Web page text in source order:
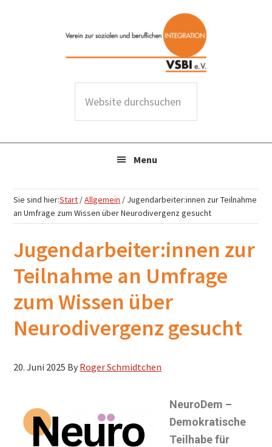
Menu
Sie sind hier:Start /Allgemein / Jugendarbeiter:innen zur Teilnahme
an Umfrage zum Wissen über Neurodivergenz gesucht
Jugendarbeiter:innen zur
Teilnahme an Umfrage
zum Wissen über
Neurodivergenz gesucht
20. Juni 2025 By Roger Schmidtchen
NeuroDem –
Demokratische
Teilhabe für